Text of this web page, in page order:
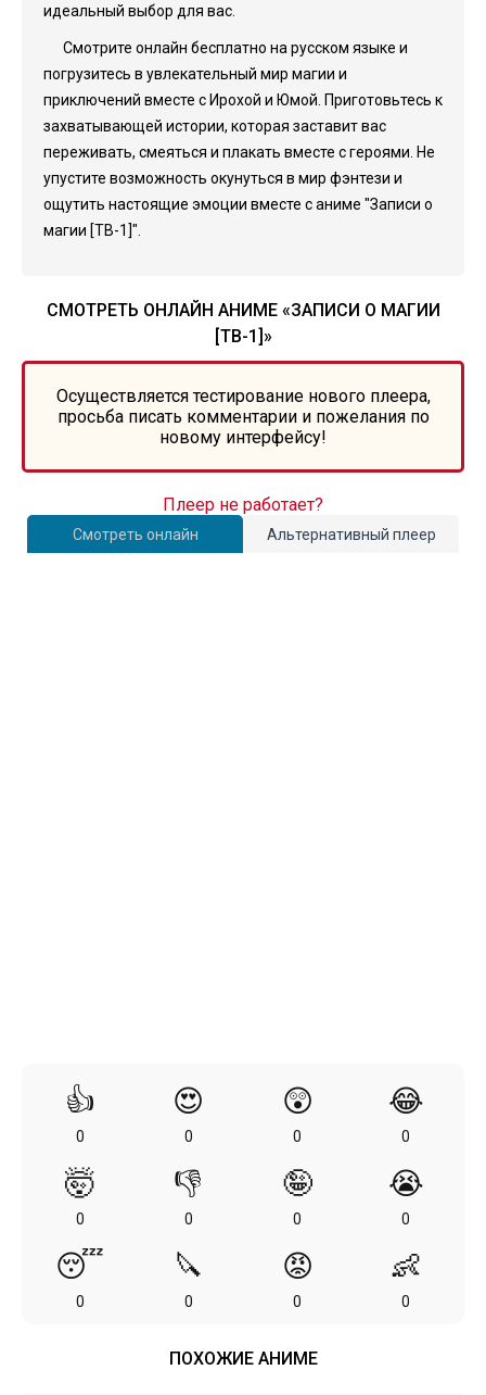
идеальный выбор для вас.
Смотрите онлайн бесплатно на русском языке и
погрузитесь в увлекательный мир магии и
приключений вместе с Ирохой и Юмой. Приготовьтесь к
захватывающей истории, которая заставит вас
переживать, смеяться и плакать вместе с героями. Не
упустите возможность окунуться в мир фэнтези и
ощутить настоящие эмоции вместе с аниме "Записи о
магии [ТВ-1]".
СМОТРЕТЬ ОНЛАЙН АНИМЕ «ЗАПИСИ О МАГИИ
[ТВ-1]»
Осуществляется тестирование нового плеера,
просьба писать комментарии и пожелания по
новому интерфейсу!
Смотреть онлайн Альтернативный плеер
Плеер не работает?
👍
0
😍
0
😲
0
😂
0
🤯
0
👎
0
🤪
0
😭
0
😴
0
🔪
0
😡
0
👶
0
ПОХОЖИЕ АНИМЕ